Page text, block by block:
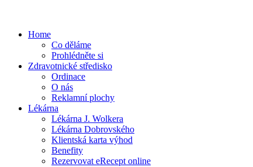
Home
Co děláme
Prohlédněte si
Zdravotnické středisko
Ordinace
O nás
Reklamní plochy
Lékárna
Lékárna J. Wolkera
Lékárna Dobrovského
Klientská karta výhod
Benefity
Rezervovat eRecept online